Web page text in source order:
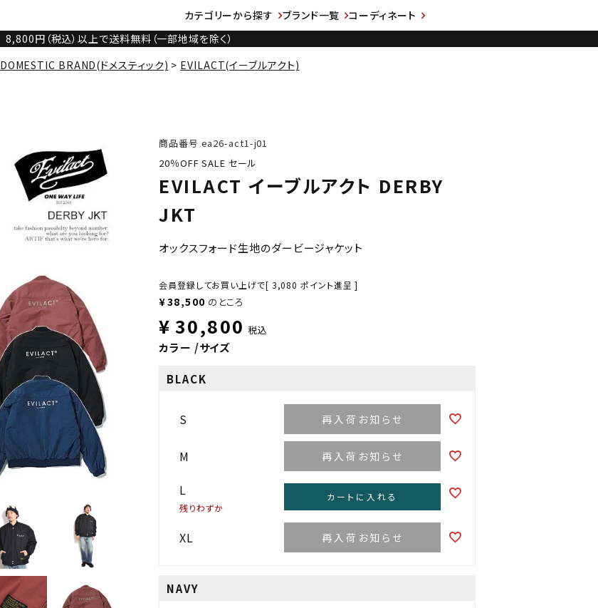
カテゴリーから探す ブランド一覧
コーディネート
8,800円（税込）以上で送料無料（一部地域を除く）
DOMESTIC BRAND(ドメスティック)
EVILACT(イーブルアクト)
商品番号 ea26-act1-j01
20％OFF SALE セール
EVILACT イーブルアクト DERBY
JKT
オックスフォード生地のダービージャケット
会員登録してお買い上げで[ 3,080 ポイント進呈 ]
¥38,500 のところ
¥ 30,800 税込
カラー サイズ
BLACK
S 再入荷お知らせ
M 再入荷お知らせ
L
残りわずか
カートに入れる
XL 再入荷お知らせ
NAVY